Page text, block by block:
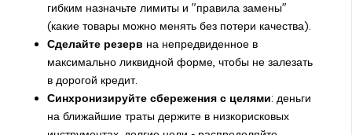
гибким назначьте лимиты и "правила замены"
(какие товары можно менять без потери качества).
Сделайте резерв на непредвиденное в
максимально ликвидной форме, чтобы не залезать
в дорогой кредит.
Синхронизируйте сбережения с целями: деньги
на ближайшие траты держите в низкорисковых